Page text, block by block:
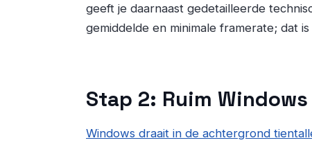
geeft je daarnaast gedetailleerde
gemiddelde en minimale framerate; dat
Stap 2: Ruim
Windows draait in de achtergrond